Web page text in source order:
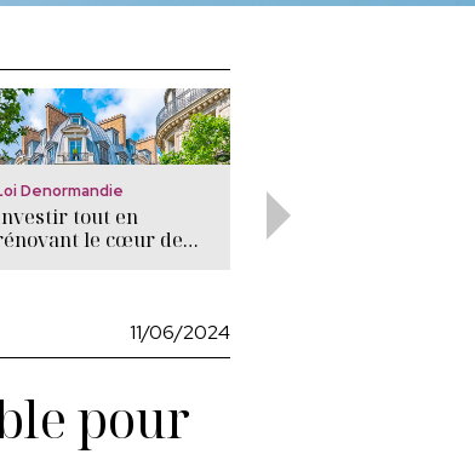
Denormandie
tout en
le cœur de
avantages méritent
(re)découverts !
11/06/2024
pour